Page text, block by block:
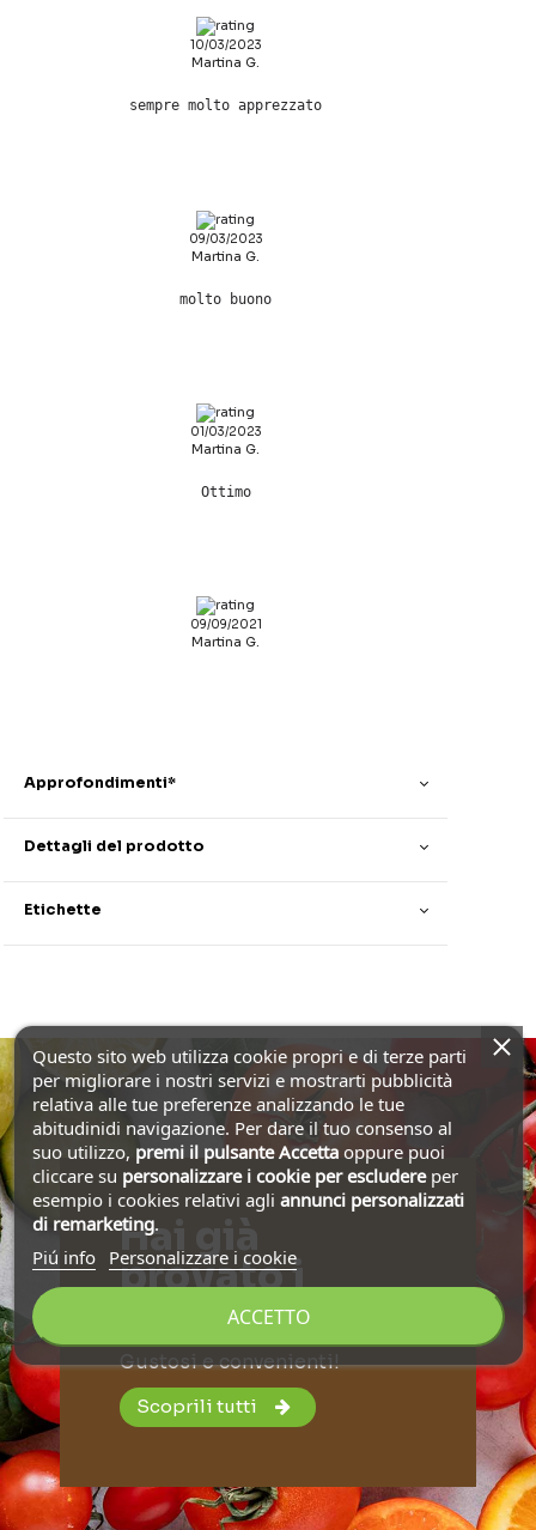
10/03/2023
Martina G.
sempre molto apprezzato
09/03/2023
Martina G.
molto buono
01/03/2023
Martina G.
Ottimo
09/09/2021
Martina G.
Approfondimenti*
Dettagli del prodotto
Etichette
Hai già
provato i
nostri Kit?
Gustosi e convenienti!
Scoprili tutti
Questo sito web utilizza cookie propri e di terze parti
per migliorare i nostri servizi e mostrarti pubblicità
relativa alle tue preferenze analizzando le tue
abitudinidi navigazione. Per dare il tuo consenso al
suo utilizzo, premi il pulsante Accettaoppure puoi
cliccare su personalizzare i cookie per escludereper
esempio i cookies relativi agli annunci personalizzati
di remarketing.
Piú info
Personalizzare i cookie
ACCETTO